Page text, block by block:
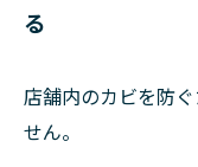
る
店舗内のカビを防
せん。